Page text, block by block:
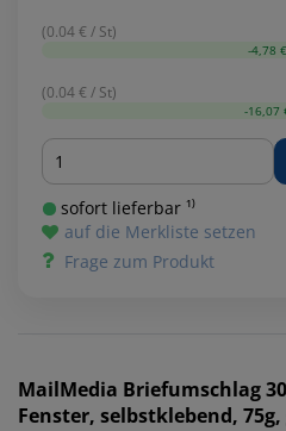
(0.04 € / St)
-4,78 €
(0.04 € / St)
-16,07
Menge
sofort lieferbar ¹⁾
auf die Merkliste setzen
Frage zum Produkt
MailMedia Briefumschlag
Fenster, selbstklebend,